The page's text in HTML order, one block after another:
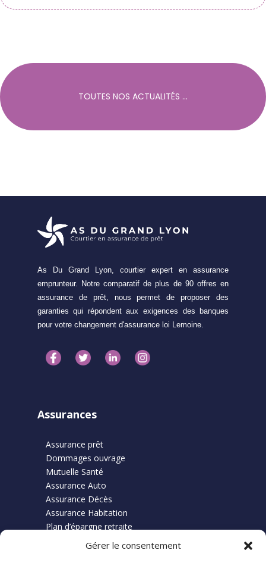
Gérer le consentement
TOUTES NOS ACTUALITÉS ...
As Du Grand Lyon, courtier expert en assurance
emprunteur. Notre comparatif de plus de 90 offres en
assurance de prêt, nous permet de proposer des
garanties qui répondent aux exigences des banques
pour votre changement d'assurance loi Lemoine.
Assurances
Assurance prêt
Dommages ouvrage
Mutuelle Santé
Assurance Auto
Assurance Décès
Assurance Habitation
Plan d’épargne retraite